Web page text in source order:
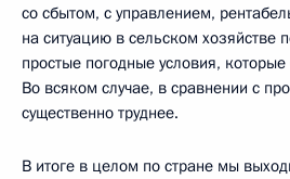
со сбытом, с управлением,
на ситуацию в сельском хозяйстве
простые погодные условия,
Во всяком случае, в сравнении с
существенно труднее.
В итоге в целом по стране мы